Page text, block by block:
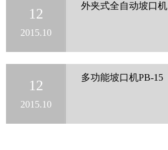
12
2015.10
外夹式全自动坡口机
12
2015.10
多功能坡口机PB-15